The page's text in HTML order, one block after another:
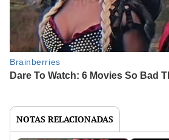
NOTAS RELACIONADAS